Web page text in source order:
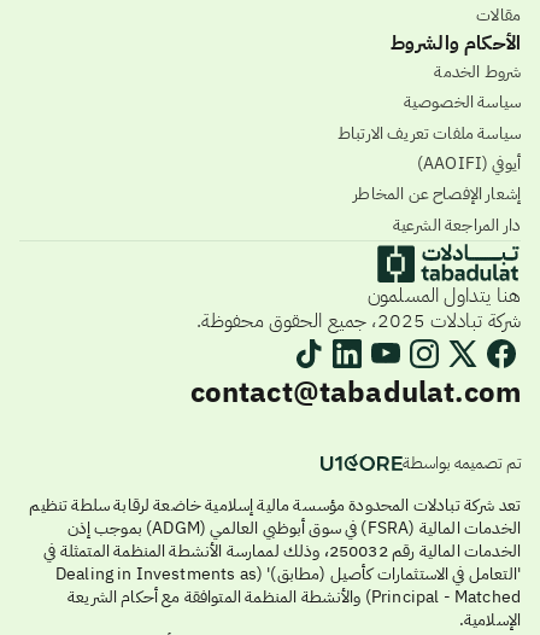
مقالات
الأحكام والشروط
شروط الخدمة
سياسة الخصوصية
سياسة ملفات تعريف الارتباط
أيوفي (AAOIFI)
إشعار الإفصاح عن المخاطر
دار المراجعة الشرعية
هنا يتداول المسلمون
شركة تبادلات 2025، جميع الحقوق محفوظة.
contact@tabadulat.com
تم تصميمه بواسطة
تعد شركة تبادلات المحدودة مؤسسة مالية إسلامية خاضعة لرقابة سلطة تنظيم
الخدمات المالية (FSRA) في سوق أبوظبي العالمي (ADGM) بموجب إذن
الخدمات المالية رقم 250032، وذلك لممارسة الأنشطة المنظمة المتمثلة في
'التعامل في الاستثمارات كأصيل (مطابق)' (Dealing in Investments as
Principal - Matched) والأنشطة المنظمة المتوافقة مع أحكام الشريعة
الإسلامية.